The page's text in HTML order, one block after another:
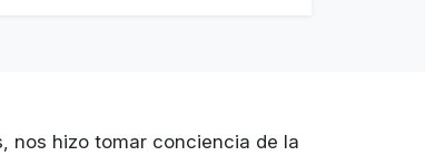
nos hizo tomar conciencia de la